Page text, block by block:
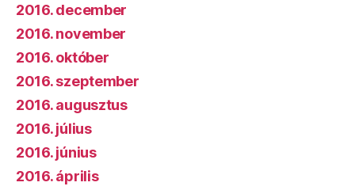
2016. december
2016. november
2016. október
2016. szeptember
2016. augusztus
2016. július
2016. június
2016. április